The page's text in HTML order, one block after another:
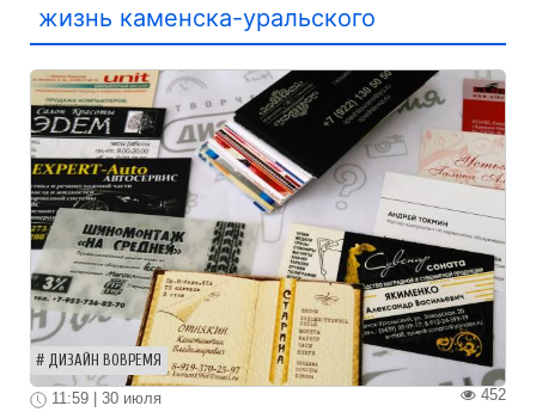
жизнь каменска-уральского
ДИЗАЙН ВОВРЕМЯ
452
11:59 | 30 июля